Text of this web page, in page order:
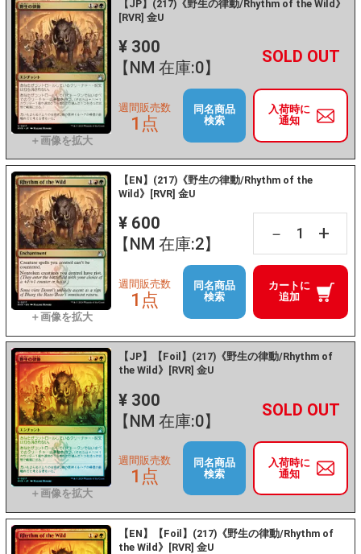
【JP】(217)《野生の律動/Rhythm of the Wild》
[RVR] 金U
¥ 300
【NM 在庫:0】
－ +
入荷時に
通知
週間販売数
1点
同名商品
検索
【EN】(217)《野生の律動/Rhythm of the
Wild》[RVR] 金U
¥ 600
【NM 在庫:2】
－ +
カートに
追加
週間販売数
1点
同名商品
検索
【JP】【Foil】(217)《野生の律動/Rhythm of
the Wild》[RVR] 金U
¥ 300
【NM 在庫:0】
－ +
入荷時に
通知
週間販売数
1点
同名商品
検索
【EN】【Foil】(217)《野生の律動/Rhythm of
the Wild》[RVR] 金U